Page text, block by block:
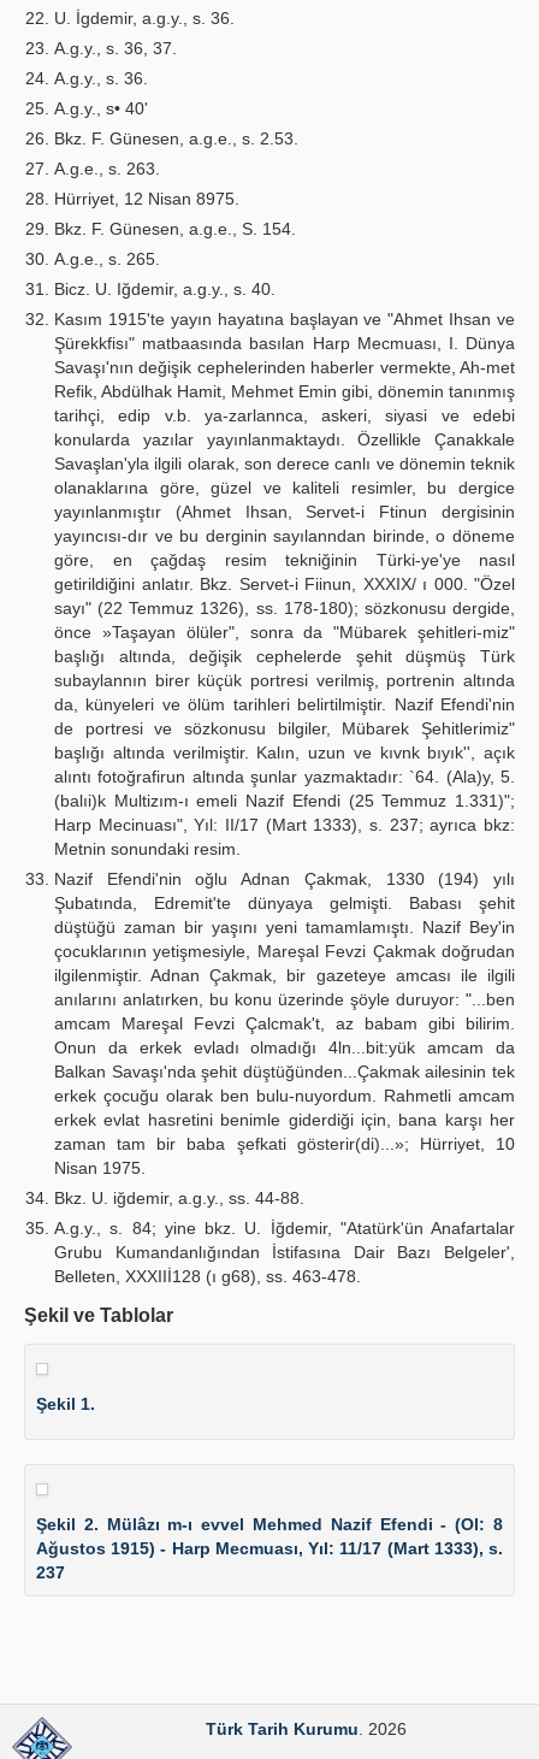
U. İgdemir, a.g.y., s. 36.
A.g.y., s. 36, 37.
A.g.y., s. 36.
A.g.y., s• 40'
Bkz. F. Günesen, a.g.e., s. 2.53.
A.g.e., s. 263.
Hürriyet, 12 Nisan 8975.
Bkz. F. Günesen, a.g.e., S. 154.
A.g.e., s. 265.
Bicz. U. Iğdemir, a.g.y., s. 40.
Kasım 1915'te yayın hayatına başlayan ve "Ahmet Ihsan ve
Şürekkfisı" matbaasında basılan Harp Mecmuası, I. Dünya
Savaşı'nın değişik cephelerinden haberler vermekte, Ah-met
Refik, Abdülhak Hamit, Mehmet Emin gibi, dönemin tanınmış
tarihçi, edip v.b. ya-zarlannca, askeri, siyasi ve edebi
konularda yazılar yayınlanmaktaydı. Özellikle Çanakkale
Savaşlan'yla ilgili olarak, son derece canlı ve dönemin teknik
olanaklarına göre, güzel ve kaliteli resimler, bu dergice
yayınlanmıştır (Ahmet Ihsan, Servet-i Ftinun dergisinin
yayıncısı-dır ve bu derginin sayılanndan birinde, o döneme
göre, en çağdaş resim tekniğinin Türki-ye'ye nasıl
getirildiğini anlatır. Bkz. Servet-i Fiinun, XXXIX/ ı 000. "Özel
sayı" (22 Temmuz 1326), ss. 178-180); sözkonusu dergide,
önce »Taşayan ölüler", sonra da "Mübarek şehitleri-miz"
başlığı altında, değişik cephelerde şehit düşmüş Türk
subaylannın birer küçük portresi verilmiş, portrenin altında
da, künyeleri ve ölüm tarihleri belirtilmiştir. Nazif Efendi'nin
de portresi ve sözkonusu bilgiler, Mübarek Şehitlerimiz"
başlığı altında verilmiştir. Kalın, uzun ve kıvnk bıyık'', açık
alıntı fotoğrafirun altında şunlar yazmaktadır: `64. (Ala)y, 5.
(balıi)k Multizım-ı emeli Nazif Efendi (25 Temmuz 1.331)";
Harp Mecinuası", Yıl: II/17 (Mart 1333), s. 237; ayrıca bkz:
Metnin sonundaki resim.
Nazif Efendi'nin oğlu Adnan Çakmak, 1330 (194) yılı
Şubatında, Edremit'te dünyaya gelmişti. Babası şehit
düştüğü zaman bir yaşını yeni tamamlamıştı. Nazif Bey'in
çocuklarının yetişmesiyle, Mareşal Fevzi Çakmak doğrudan
ilgilenmiştir. Adnan Çakmak, bir gazeteye amcası ile ilgili
anılarını anlatırken, bu konu üzerinde şöyle duruyor: "...ben
amcam Mareşal Fevzi Çalcmak't, az babam gibi bilirim.
Onun da erkek evladı olmadığı 4ln...bit:yük amcam da
Balkan Savaşı'nda şehit düştüğünden...Çakmak ailesinin tek
erkek çocuğu olarak ben bulu-nuyordum. Rahmetli amcam
erkek evlat hasretini benimle giderdiği için, bana karşı her
zaman tam bir baba şefkati gösterir(di)...»; Hürriyet, 10
Nisan 1975.
Bkz. U. iğdemir, a.g.y., ss. 44-88.
A.g.y., s. 84; yine bkz. U. İğdemir, "Atatürk'ün Anafartalar
Grubu Kumandanlığından İstifasına Dair Bazı Belgeler',
Belleten, XXXIIİ128 (ı g68), ss. 463-478.
Şekil ve Tablolar
Şekil 1.
Şekil 2. Mülâzı m-ı evvel Mehmed Nazif Efendi - (Ol: 8
Ağustos 1915) - Harp Mecmuası, Yıl: 11/17 (Mart 1333), s.
237
Türk Tarih Kurumu . 2026